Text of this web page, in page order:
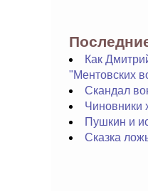
Как
"Ментовских
Скандал
Чиновники
Пушкин и
Сказка